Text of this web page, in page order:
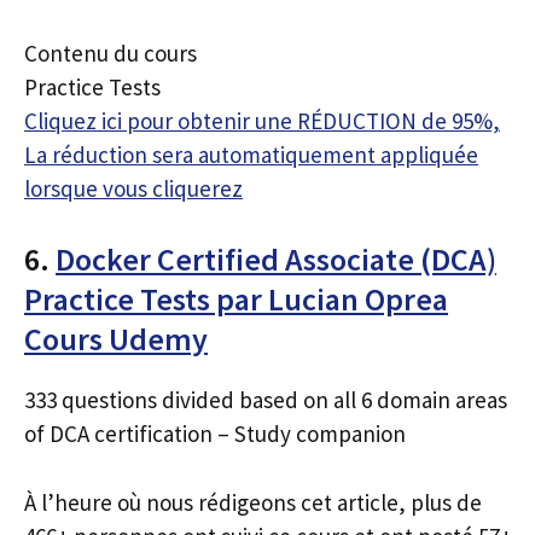
Contenu du cours
Practice Tests
Cliquez ici pour obtenir une RÉDUCTION de 95%,
La réduction sera automatiquement appliquée
lorsque vous cliquerez
6. Docker Certified Associate (DCA)
Practice Tests par Lucian Oprea
Cours Udemy
333 questions divided based on all 6 domain areas
of DCA certification – Study companion
À l’heure où nous rédigeons cet article, plus de